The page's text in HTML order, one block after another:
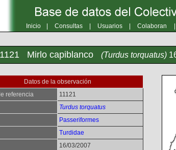
Inicio Consultas Usuarios Colaboran
Mirlo capiblanco (Turdus torquatus)
Datos de la observación
referencia
11121
Turdus torquatus
Passeriformes
Turdidae
16/03/2007